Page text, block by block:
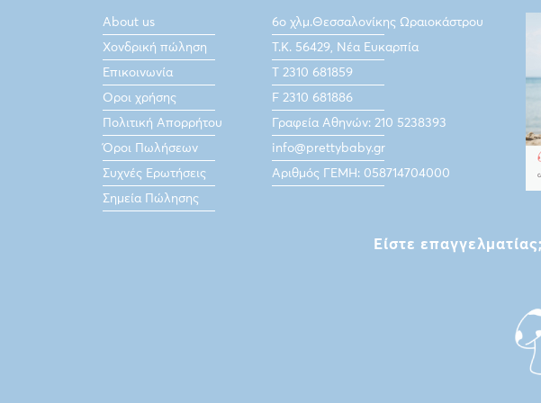
About us
Χονδρική πώληση
Επικοινωνία
Οροι χρήσης
Πολιτική Απορρήτου
Όροι Πωλήσεων
Συχνές Ερωτήσεις
Σημεία Πώλησης
6ο χλμ.Θεσσαλονίκης Ωραιοκάστρου
Τ.Κ. 56429, Νέα Ευκαρπία
Τ 2310 681859
F 2310 681886
Γραφεία Αθηνών: 210 5238393
info@prettybaby.gr
Αριθμός ΓΕΜΗ: 058714704000
Είστε